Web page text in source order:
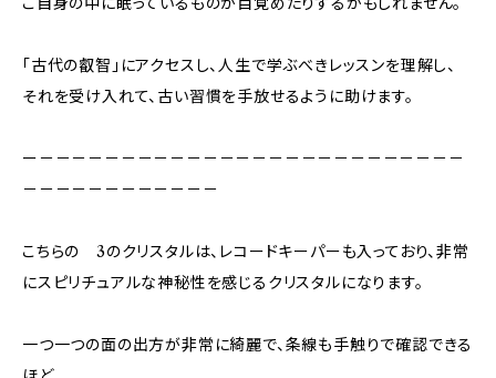
「古代の叡智」にアクセスし、人生で学ぶべきレッスンを理解し、
それを受け入れて、古い習慣を手放せるように助けます。
ー－－－－－－－－－－－－－－－－－－－－－－－－－－
－－－－－－－－－－－－
こちらの 3のクリスタルは、レコードキーパーも入っており、非常
にスピリチュアルな神秘性を感じるクリスタルになります。
一つ一つの面の出方が非常に綺麗で、条線も手触りで確認できる